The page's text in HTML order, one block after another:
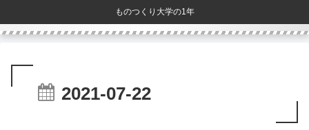
ものつくり大学の1年
2021-07-22